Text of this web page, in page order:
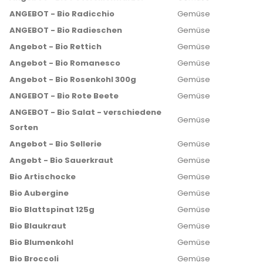
ANGEBOT - Bio Radicchio
Gemüse
ANGEBOT - Bio Radieschen
Gemüse
Angebot - Bio Rettich
Gemüse
Angebot - Bio Romanesco
Gemüse
Angebot - Bio Rosenkohl 300g
Gemüse
ANGEBOT - Bio Rote Beete
Gemüse
ANGEBOT - Bio Salat - verschiedene
Sorten
Gemüse
Angebot - Bio Sellerie
Gemüse
Angebt - Bio Sauerkraut
Gemüse
Bio Artischocke
Gemüse
Bio Aubergine
Gemüse
Bio Blattspinat 125g
Gemüse
Bio Blaukraut
Gemüse
Bio Blumenkohl
Gemüse
Bio Broccoli
Gemüse